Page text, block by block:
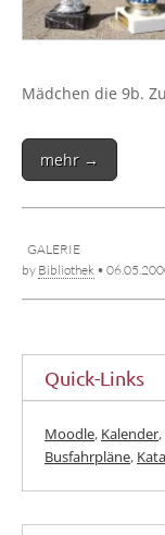
Mäd­chen die 9b.
mehr →
GALERIE
by Bibliothek •
Quick-Links
Moodle, Kalender,
Busfahrpläne,